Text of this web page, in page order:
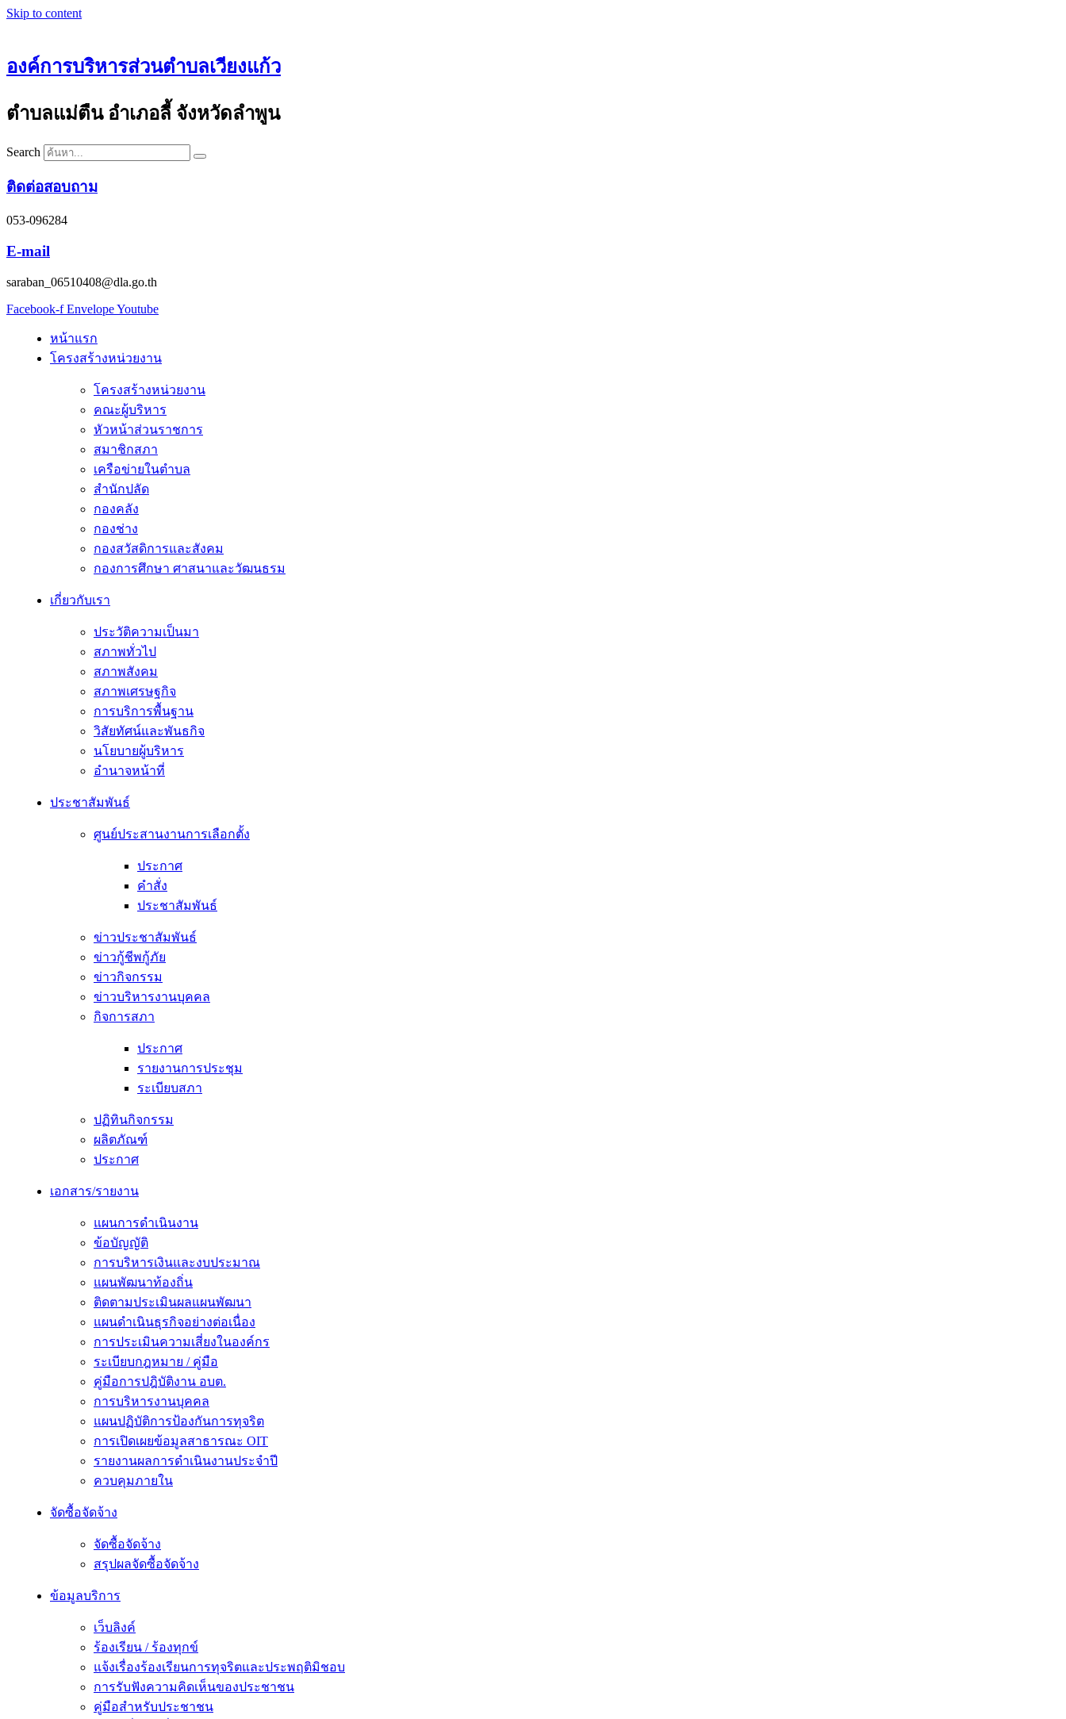
Skip to content
องค์การบริหารส่วนตำบลเวียงแก้ว
ตำบลแม่ตืน อำเภอลี้ จังหวัดลำพูน
Search
ติดต่อสอบถาม
053-096284
E-mail
saraban_06510408@dla.go.th
Facebook-f EnvelopeYoutube
หน้าแรก
โครงสร้างหน่วยงาน
โครงสร้างหน่วยงาน
คณะผู้บริหาร
หัวหน้าส่วนราชการ
สมาชิกสภา
เครือข่ายในตำบล
สำนักปลัด
กองคลัง
กองช่าง
กองสวัสดิการและสังคม
กองการศึกษา ศาสนาและวัฒนธรม
เกี่ยวกับเรา
ประวัติความเป็นมา
สภาพทั่วไป
สภาพสังคม
สภาพเศรษฐกิจ
การบริการพื้นฐาน
วิสัยทัศน์และพันธกิจ
นโยบายผู้บริหาร
อํานาจหน้าที่
ประชาสัมพันธ์
ศูนย์ประสานงานการเลือกตั้ง
ประกาศ
คำสั่ง
ประชาสัมพันธ์
ข่าวประชาสัมพันธ์
ข่าวกู้ชีพกู้ภัย
ข่าวกิจกรรม
ข่าวบริหารงานบุคคล
กิจการสภา
ประกาศ
รายงานการประชุม
ระเบียบสภา
ปฏิทินกิจกรรม
ผลิตภัณฑ์
ประกาศ
เอกสาร/รายงาน
แผนการดำเนินงาน
ข้อบัญญัติ
การบริหารเงินและงบประมาณ
แผนพัฒนาท้องถิ่น
ติดตามประเมินผลแผนพัฒนา
แผนดำเนินธุรกิจอย่างต่อเนื่อง
การประเมินความเสี่ยงในองค์กร
ระเบียบกฎหมาย / คู่มือ
คู่มือการปฎิบัติงาน อบต.
การบริหารงานบุคคล
แผนปฏิบัติการป้องกันการทุจริต
การเปิดเผยข้อมูลสาธารณะ OIT
รายงานผลการดำเนินงานประจำปี
ควบคุมภายใน
จัดซื้อจัดจ้าง
จัดซื้อจัดจ้าง
สรุปผลจัดซื้อจัดจ้าง
ข้อมูลบริการ
เว็บลิงค์
ร้องเรียน / ร้องทุกข์
แจ้งเรื่องร้องเรียนการทุจริตและประพฤติมิชอบ
การรับฟังความคิดเห็นของประชาชน
คู่มือสำหรับประชาชน